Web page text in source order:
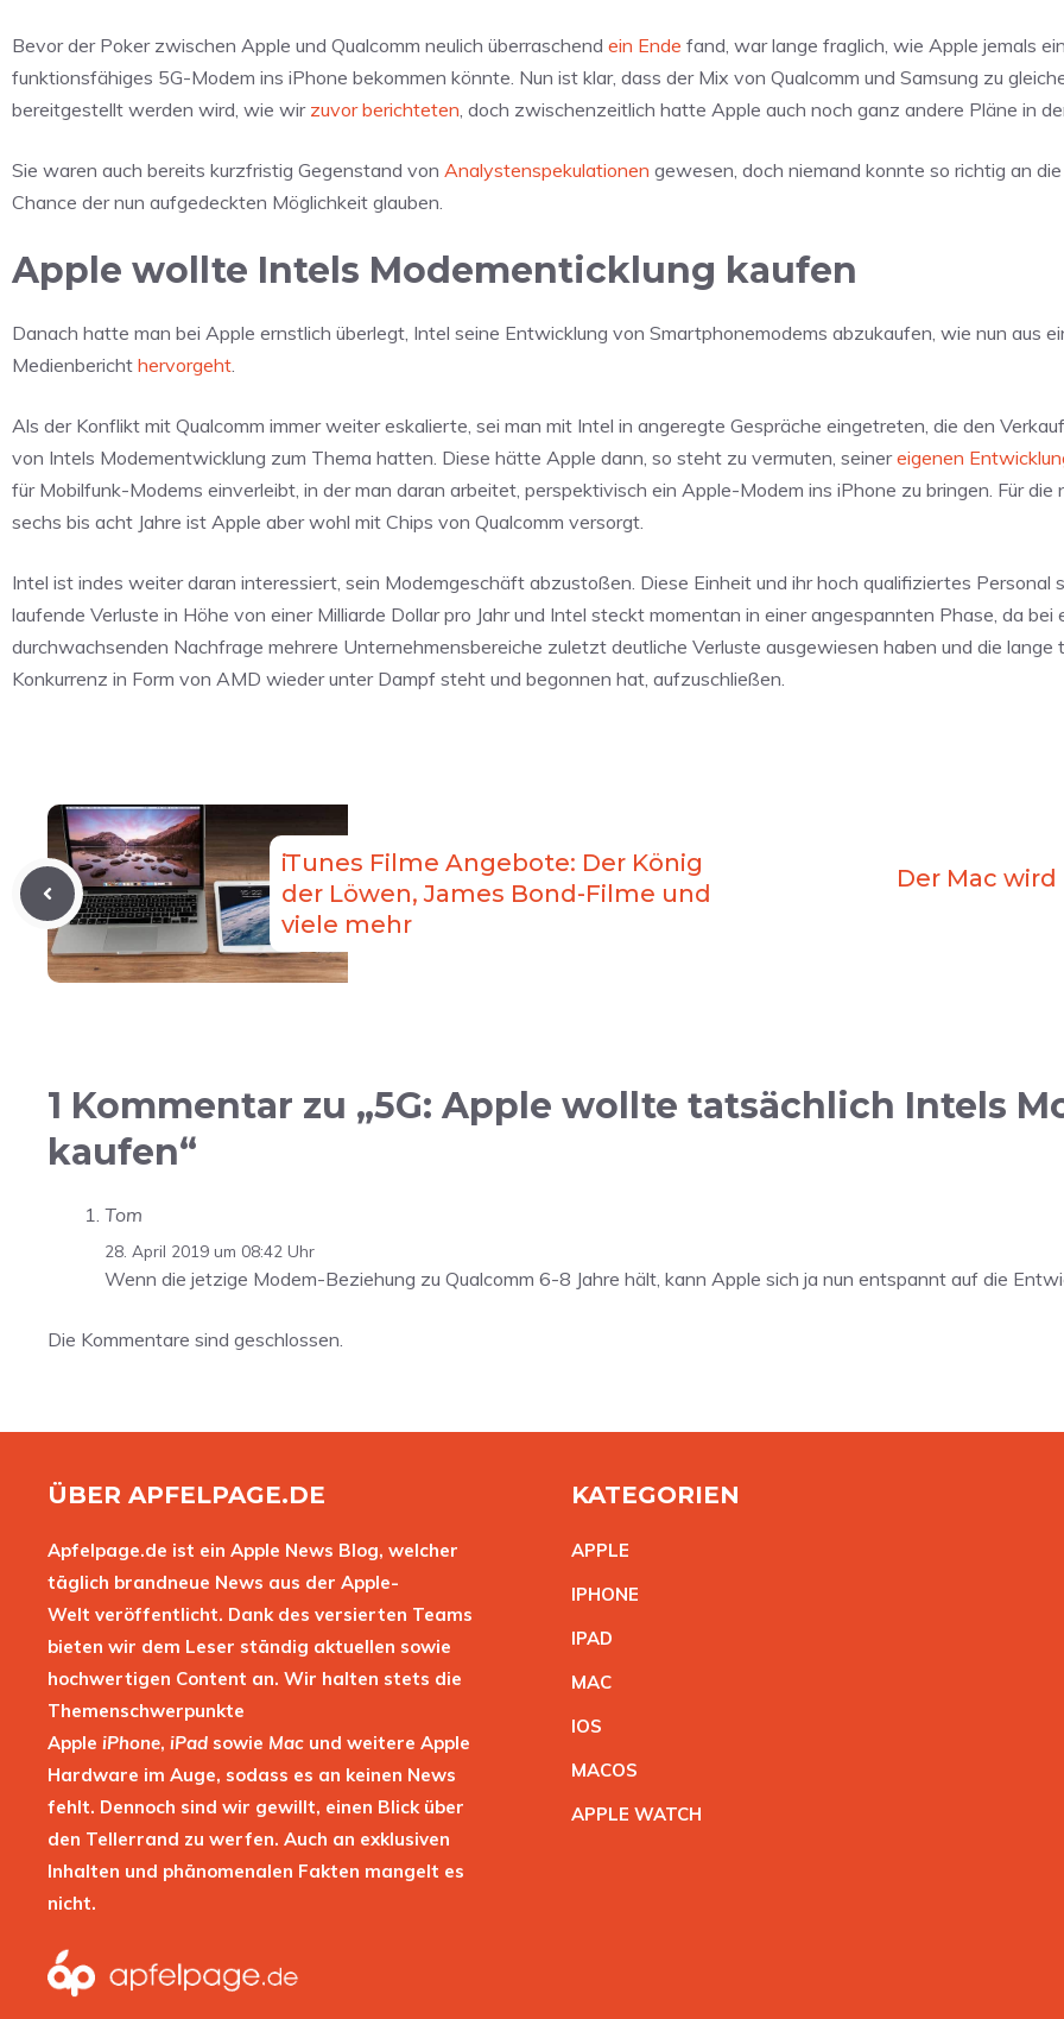
Bevor der Poker zwischen Apple und Qualcomm neulich überraschend ein Ende fand, war lange fraglich, wie Apple jemals
funktionsfähiges 5G-Modem ins iPhone bekommen könnte. Nun ist klar, dass der Mix von Qualcomm und Samsung zu
bereitgestellt werden wird, wie wir zuvor berichteten, doch zwischenzeitlich hatte Apple auch noch ganz andere Pläne in
Sie waren auch bereits kurzfristig Gegenstand von Analystenspekulationen gewesen, doch niemand konnte so richtig an
Chance der nun aufgedeckten Möglichkeit glauben.
Apple wollte Intels Modementicklung kaufen
Danach hatte man bei Apple ernstlich überlegt, Intel seine Entwicklung von Smartphonemodems abzukaufen, wie nun aus
Medienbericht hervorgeht.
Als der Konflikt mit Qualcomm immer weiter eskalierte, sei man mit Intel in angeregte Gespräche eingetreten, die den
von Intels Modementwicklung zum Thema hatten. Diese hätte Apple dann, so steht zu vermuten, seinereigenen
für Mobilfunk-Modems einverleibt, in der man daran arbeitet, perspektivisch ein Apple-Modem ins iPhone zu bringen. Für die
sechs bis acht Jahre ist Apple aber wohl mit Chips von Qualcomm versorgt.
Intel ist indes weiter daran interessiert, sein Modemgeschäft abzustoßen. Diese Einheit und ihr hoch qualifiziertes Personal
laufende Verluste in Höhe von einer Milliarde Dollar pro Jahr und Intel steckt momentan in einer angespannten Phase, da bei
durchwachsenden Nachfrage mehrere Unternehmensbereiche zuletzt deutliche Verluste ausgewiesen haben und die lange
Konkurrenz in Form von AMD wieder unter Dampf steht und begonnen hat, aufzuschließen.
iTunes Filme Angebote: Der König
der Löwen, James Bond-Filme und
viele mehr
Der Mac
1 Kommentar zu „5G: Apple wollte tatsächlich Intels
kaufen“
Tom
28. April 2019 um 08:42 Uhr
Wenn die jetzige Modem-Beziehung zu Qualcomm 6-8 Jahre hält, kann Apple sich ja nun entspannt auf die
Die Kommentare sind geschlossen.
ÜBER APFELPAGE.DE
Apfelpage.de ist ein Apple News Blog, welcher
täglich brandneue News aus der Apple-
Welt veröffentlicht. Dank des versierten Teams
bieten wir dem Leser ständig aktuellen sowie
hochwertigen Content an. Wir halten stets die
Themenschwerpunkte
Apple iPhone, iPad sowie Mac und weitere Apple
Hardware im Auge, sodass es an keinen News
fehlt. Dennoch sind wir gewillt, einen Blick über
den Tellerrand zu werfen. Auch an exklusiven
Inhalten und phänomenalen Fakten mangelt es
nicht.
KATEGORIEN
APPLE
IPHONE
IPAD
MAC
IOS
MACOS
APPLE WATCH